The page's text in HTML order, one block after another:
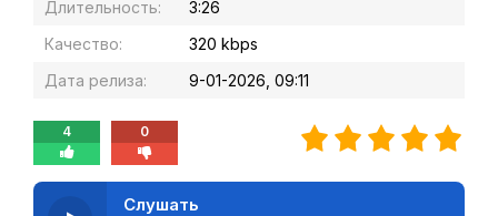
Длительность:
3:26
Качество:
320 kbps
Дата релиза:
9-01-2026, 09:11
4 0
Слушать